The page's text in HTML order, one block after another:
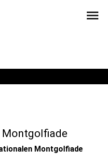
menu
Montgolfiade